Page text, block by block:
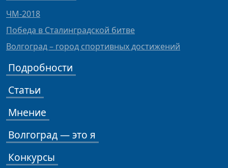
ЧМ-2018
Победа в Сталинградской битве
Волгоград – город спортивных достижений
Подробности
Статьи
Мнение
Волгоград — это я
Конкурсы